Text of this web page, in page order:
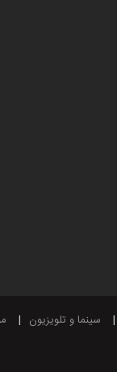
سینما و تلویزیون